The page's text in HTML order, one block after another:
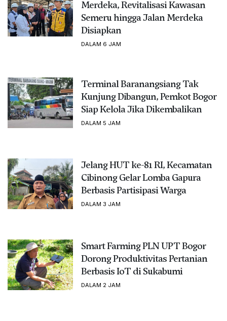
Merdeka, Revitalisasi Kawasan
Semeru hingga Jalan Merdeka
Disiapkan
DALAM 6 JAM
Terminal Baranangsiang Tak
Kunjung Dibangun, Pemkot Bogor
Siap Kelola Jika Dikembalikan
DALAM 5 JAM
Jelang HUT ke-81 RI, Kecamatan
Cibinong Gelar Lomba Gapura
Berbasis Partisipasi Warga
DALAM 3 JAM
Smart Farming PLN UPT Bogor
Dorong Produktivitas Pertanian
Berbasis IoT di Sukabumi
DALAM 2 JAM